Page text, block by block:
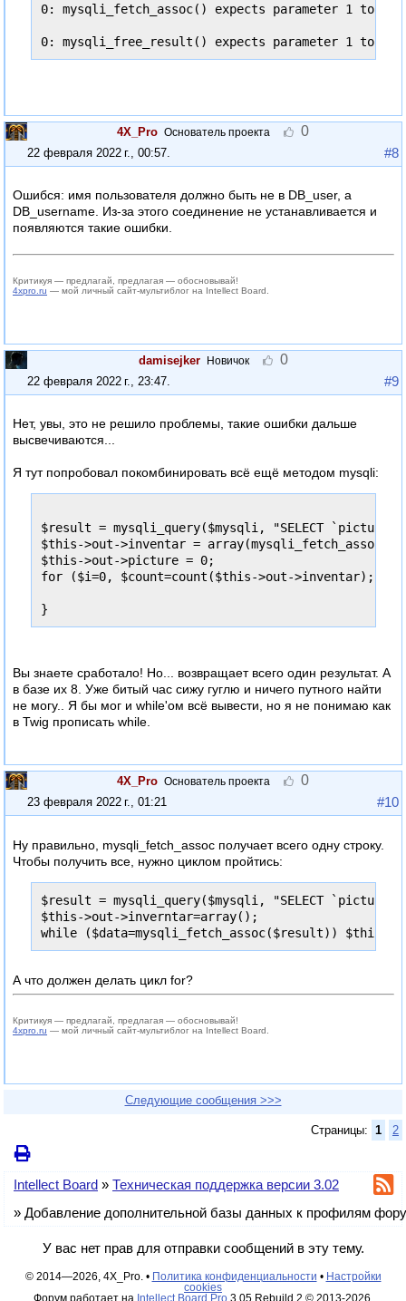
0: mysqli_fetch_assoc() expects parameter 1 to
0: mysqli_free_result() expects parameter 1 to
4X_Pro Основатель проекта 0
22 февраля 2022 г., 00:57 #8
Ошибся: имя пользователя должно быть не в DB_user, а
DB_username. Из-за этого соединение не устанавливается и
появляются такие ошибки.
Критикуя — предлагай, предлагая — обосновывай!
4xpro.ru — мой личный сайт-мультиблог на Intellect Board.
damisejker Новичок 0
22 февраля 2022 г., 23:47. #9
Нет, увы, это не решило проблемы, такие ошибки дальше
высвечиваются...
Я тут попробовал покомбинировать всё ещё методом mysqli:
$result = mysqli_query($mysqli, "SELECT `picture`
$this->out->inventar =
$this->out->picture = 0;
for ($i=0, $count=count($this->out->inventar);
}
Вы знаете сработало! Но... возвращает всего один результат. А
в базе их 8. Уже битый час сижу гуглю и ничего путного найти
не могу.. Я бы мог и while'ом всё вывести, но я не понимаю как
в Twig прописать while.
4X_Pro Основатель проекта 0
23 февраля 2022 г., 01:21 #10
Ну правильно, mysqli_fetch_assoc получает всего одну строку.
Чтобы получить все, нужно циклом пройтись:
$result = mysqli_query($mysqli, "SELECT `picture`
$this->out->inverntar=array();
while ($data=mysqli_fetch_assoc($result)) $this-
А что должен делать цикл for?
Критикуя — предлагай, предлагая — обосновывай!
4xpro.ru — мой личный сайт-мультиблог на Intellect Board.
Следующие сообщения >>>
Страницы: 1 2
Intellect Board » Техническая поддержка версии 3.02
» Добавление дополнительной базы данных к профилям
У вас нет прав для отправки сообщений в эту тему.
© 2014—2026, 4X_Pro. • Политика конфиденциальности • Настройки
cookies
Форум работает на Intellect Board Pro3.05 Rebuild 2 © 2013-2026,